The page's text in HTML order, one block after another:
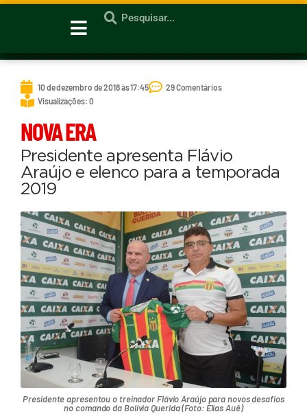
10 de dezembro de 2018 às 17:45
29 Comentários
Visualizações: 0
NOVA ERA
Presidente apresenta Flávio
Araújo e elenco para a temporada
2019
Presidente apresentou o treinador Flávio Araújo para novos desafios
no comando da Bolívia Querida (Foto: Elias Auê)